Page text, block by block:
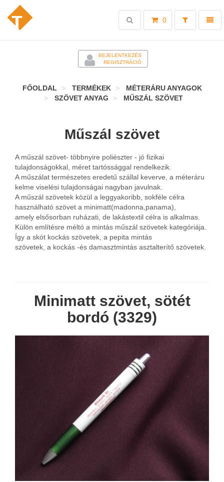
Toggle
0
Toggle
search
BEJELENTKEZÉS
REGISZTRÁCIÓ
FŐOLDAL TERMÉKEK
MÉTERÁRU ANYAGOK
SZÖVET ANYAG
MŰSZÁL SZÖVET
Műszál szövet
A műszál szövet- többnyire poliészter - jó fizikai
tulajdonságokkal, méret tartóssággal rendelkezik.
A műszálat természetes eredetű szállal keverve, a méteráru
kelme viselési tulajdonságai nagyban javulnak.
A műszál szövetek közül a leggyakoribb, sokféle célra
használható szövet a minimatt(madonna,panama),
amely elsősorban ruházati, de lakástextil célra is alkalmas.
Külön említésre méltó a mintás műszál szövetek kategóriája.
Így a skót kockás szövetek, a pepita mintás
szövetek, a kockás -és damasztmintás asztalterítő szövetek.
Minimatt szövet, sötét
bordó (3329)